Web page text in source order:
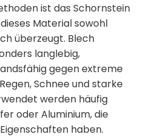
ist das Schornstein
Material sowohl
überzeugt. Blech
langlebig,
gegen extreme
Schnee und starke
werden häufig
oder Aluminium, die
haben.